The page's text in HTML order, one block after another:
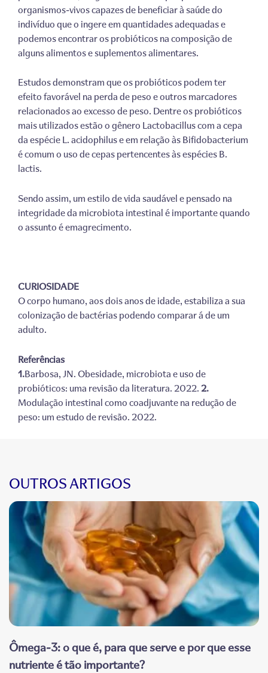
organismos-vivos capazes de beneficiar à saúde do
indivíduo que o ingere em quantidades adequadas e
podemos encontrar os probióticos na composição de
alguns alimentos e suplementos alimentares.
Estudos demonstram que os probióticos podem ter
efeito favorável na perda de peso e outros marcadores
relacionados ao excesso de peso. Dentre os probióticos
mais utilizados estão o gênero Lactobacillus com a cepa
da espécie L. acidophilus e em relação às Bifidobacterium
é comum o uso de cepas pertencentes às espécies B.
lactis.
Sendo assim, um estilo de vida saudável e pensado na
integridade da microbiota intestinal é importante quando
o assunto é emagrecimento.
CURIOSIDADE
O corpo humano, aos dois anos de idade, estabiliza a sua
colonização de bactérias podendo comparar á de um
adulto.
Referências
1.Barbosa, JN. Obesidade, microbiota e uso de
probióticos: uma revisão da literatura. 2022.2.
Modulação intestinal como coadjuvante na redução de
peso: um estudo de revisão. 2022.
OUTROS ARTIGOS
Ômega-3: o que é, para que serve e por que esse
nutriente é tão importante?